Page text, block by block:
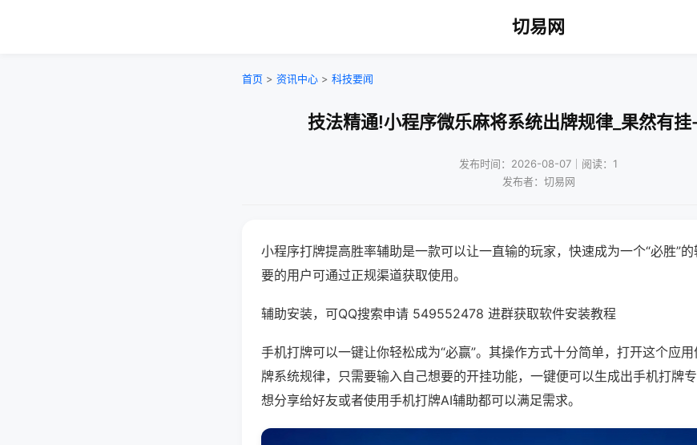
切易网
首页 > 资讯中心 > 科技要闻
技法精通!小程序微乐麻将系统出牌规律_果然有挂
发布时间：2026-08-07｜阅读：1
发布者：切易网
小程序打牌提高胜率辅助是一款可以让一直输的玩家，快速成为一个“必胜”
要的用户可通过正规渠道获取使用。
辅助安装，可QQ搜索申请 549552478 进群获取软件安装教程
手机打牌可以一键让你轻松成为“必赢”。其操作方式十分简单，打开这个应
牌系统规律，只需要输入自己想要的开挂功能，一键便可以生成出手机打牌
想分享给好友或者使用手机打牌AI辅助都可以满足需求。